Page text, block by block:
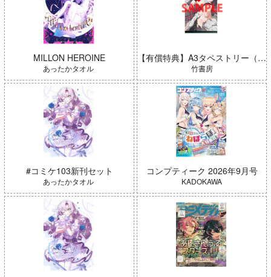
「少女☆歌劇 レヴュースタァ
ライト」スペシャルライブ “St
arry Horizon” Blu-ray(初回限
インゴクダンチ
よわよわ先生 春夏秋冬代行者 春の舞
MILLON HEROINE
あったかタオル
#コミケ103新刊セット
あったかタオル
【有償特典】A3タペストリー（ガールズゾンビパーティー 5）
竹書房
コンプティーク 2026年9月号
KADOKAWA